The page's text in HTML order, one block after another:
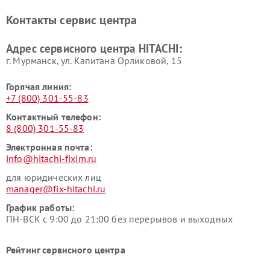
данных HITACHI
HITACHI
HITACHI
HITACHI
Контакты сервис центра
Адрес сервисного центра HITACHI:
г. Мурманск, ул. Капитана Орликовой, 15
Горячая линия:
+7 (800) 301-55-83
Контактный телефон:
8 (800) 301-55-83
Электронная почта:
info@hitachi-fixim.ru
для юридических лиц
manager@fix-hitachi.ru
График работы:
ПН-ВСК с 9:00 до 21:00 без перерывов и выходных
Рейтинг сервисного центра